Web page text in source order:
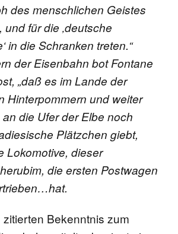
des menschlichen Geistes
für die ‚deutsche
in die Schranken treten.“
der Eisenbahn bot Fontane
„daß es im Lande der
Hinterpommern und weiter
die Ufer der Elbe noch
Plätzchen giebt,
Lokomotive, dieser
die ersten Postwagen
Bekenntnis zum